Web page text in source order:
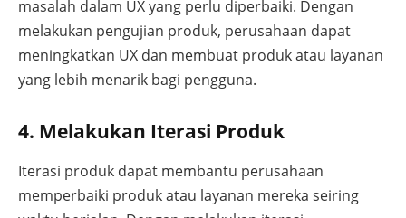
masalah dalam UX yang perlu diperbaiki. Dengan
melakukan pengujian produk, perusahaan dapat
meningkatkan UX dan membuat produk atau layanan
yang lebih menarik bagi pengguna.
4. Melakukan Iterasi Produk
Iterasi produk dapat membantu perusahaan
memperbaiki produk atau layanan mereka seiring